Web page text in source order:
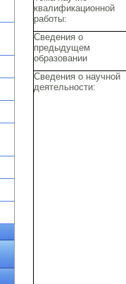
квалификационной
работы:
Сведения о
предыдущем
образовании
Сведения о научной
деятельности: